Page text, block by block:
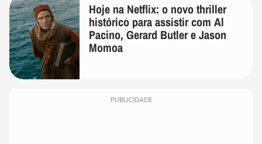
Hoje na Netflix: o novo thriller
histórico para assistir com Al
Pacino, Gerard Butler e Jason
Momoa
PUBLICIDADE